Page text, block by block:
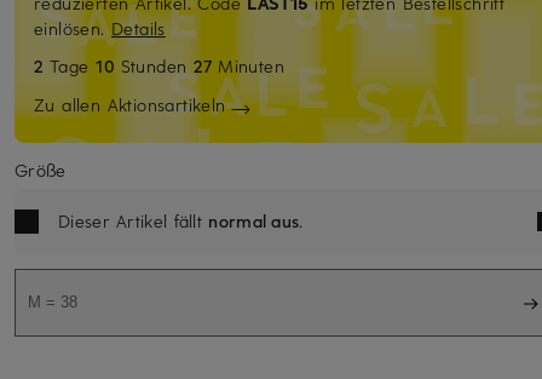
einlösen.Details
2 Tage10 Stunden 27 Minuten
Zu allen Aktionsartikeln
Größe
Dieser Artikel fällt normal aus.
M = 38